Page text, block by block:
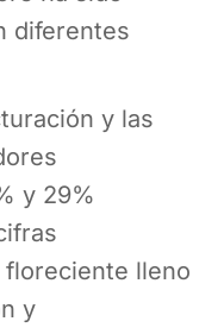
diferentes
y las
y 29%
lleno
y